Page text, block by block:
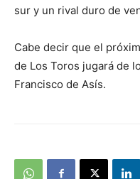
sur y un rival duro de
Cabe decir que el
de Los Toros jugará de
Francisco de Asís.